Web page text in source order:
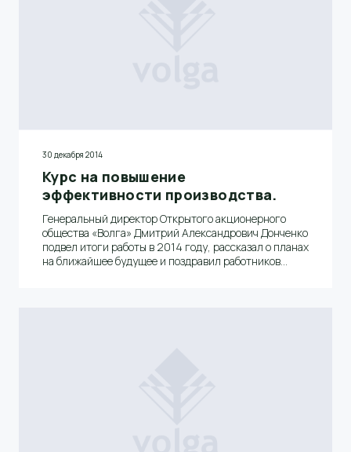
30 декабря 2014
Курс на повышение
эффективности производства.
Генеральный директор Открытого акционерного
общества «Волга» Дмитрий Александрович Донченко
подвел итоги работы в 2014 году, рассказал о планах
на ближайшее будущее и поздравил работников